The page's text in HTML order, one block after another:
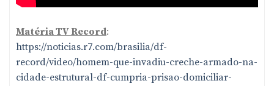
Matéria TV Record:
https://noticias.r7.com/brasilia/df-
record/video/homem-que-invadiu-creche-armado-na-
cidade-estrutural-df-cumpria-prisao-domiciliar-